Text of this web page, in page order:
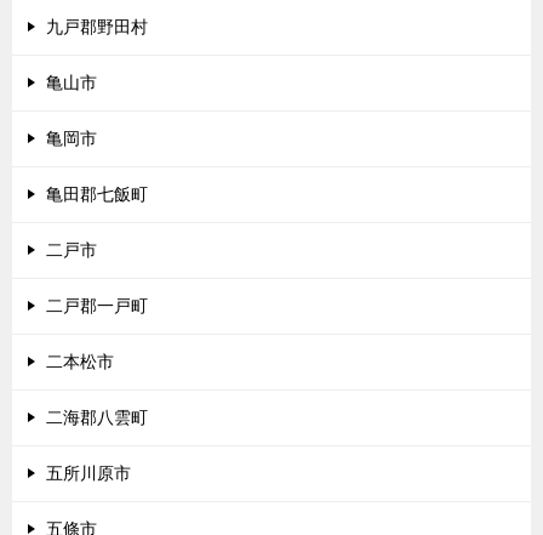
九戸郡野田村
亀山市
亀岡市
亀田郡七飯町
二戸市
二戸郡一戸町
二本松市
二海郡八雲町
五所川原市
五條市